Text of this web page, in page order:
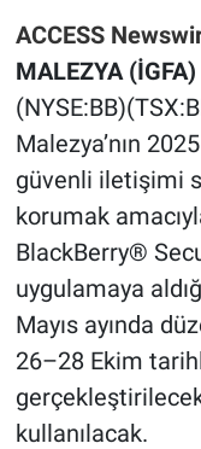
ACCESS
MALEZYA
Malezya’nın
güvenli iletişimi
korumak
BlackBerry®
uygulamaya
Mayıs ayında
26–28 Ekim
kullanılacak.